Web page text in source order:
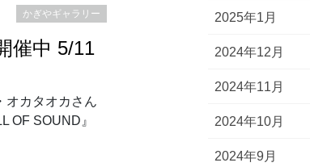
かぎやギャラリー
催中 5/11
オカタオカさん
OF SOUND』
2025年1月
2024年12月
2024年11月
2024年10月
2024年9月